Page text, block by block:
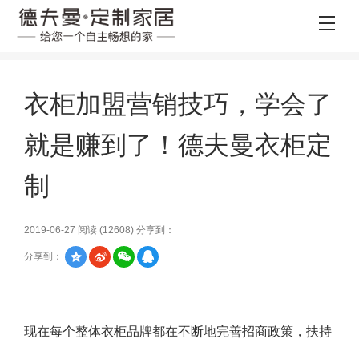
衣柜加盟营销技巧，学会了
就是赚到了！德夫曼衣柜定
制
2019-06-27 阅读 (12608) 分享到：
分享到：
现在每个整体衣柜品牌都在不断地完善招商政策，扶持